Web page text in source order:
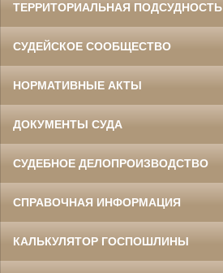
ТЕРРИТОРИАЛЬНАЯ ПОДСУДНОСТЬ
СУДЕЙСКОЕ СООБЩЕСТВО
НОРМАТИВНЫЕ АКТЫ
ДОКУМЕНТЫ СУДА
СУДЕБНОЕ ДЕЛОПРОИЗВОДСТВО
СПРАВОЧНАЯ ИНФОРМАЦИЯ
КАЛЬКУЛЯТОР ГОСПОШЛИНЫ